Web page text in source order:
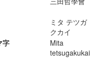
ミタ テツガ
クカイ
字
Mita
tetsugakukai